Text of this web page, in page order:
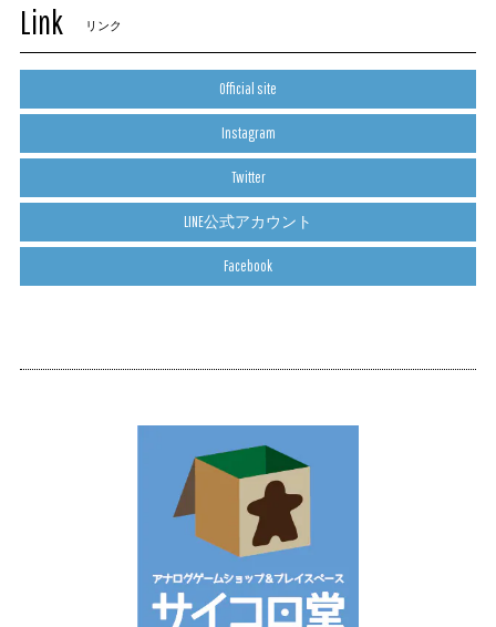
Link リンク
Official site
Instagram
Twitter
LINE公式アカウント
Facebook